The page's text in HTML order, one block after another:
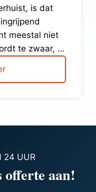
is dat
meestal niet
te zwaar, …
24 UUR
aan!